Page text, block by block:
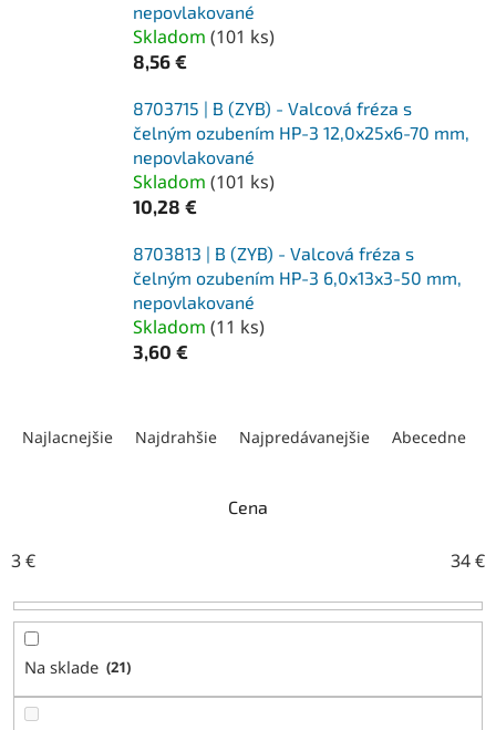
nepovlakované
Skladom (101 ks)
8,56 €
8703715 | B (ZYB) - Valcová fréza s
čelným ozubením HP-3 12,0x25x6-70 mm,
nepovlakované
Skladom (101 ks)
10,28 €
8703813 | B (ZYB) - Valcová fréza s
čelným ozubením HP-3 6,0x13x3-50 mm,
nepovlakované
Skladom (11 ks)
3,60 €
e
r
o
k
Najlacnejšie Najdrahšie Najpredávanejšie Abecedne
Cena
3€ 34€
Na sklade 21